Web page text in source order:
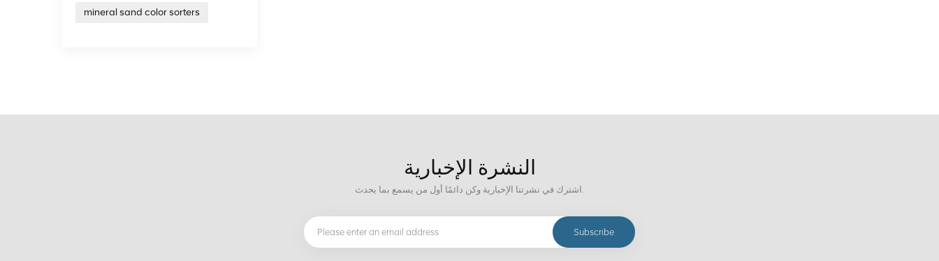
mineral sand color sorters
النشرة الإخبارية
اشترك في نشرتنا الإخبارية وكن دائمًا أول من يسمع بما يحدث.